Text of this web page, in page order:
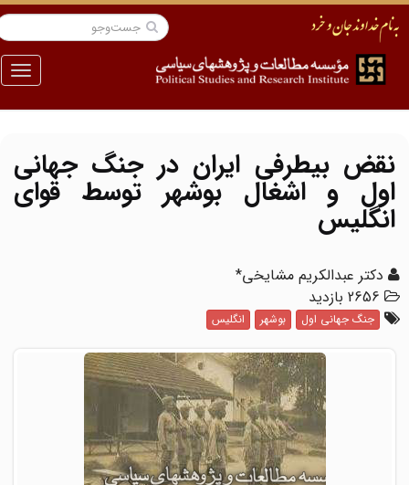
منو
نقض بیطرفی ایران در جنگ جهانی
اول و اشغال بوشهر توسط قوای
انگلیس
دکتر عبدالکریم مشایخی*
2656 بازدید
جنگ جهانی اول بوشهر انگلیس